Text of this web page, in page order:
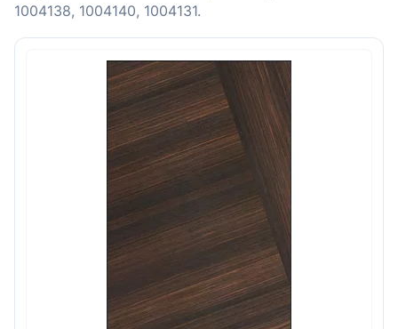
1004138, 1004140, 1004131.